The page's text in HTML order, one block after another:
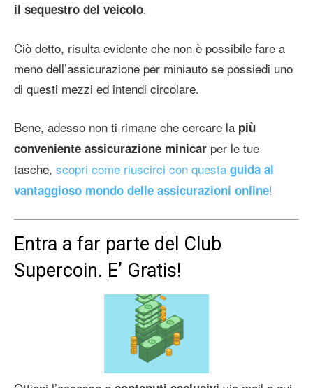
il sequestro del veicolo.
Ciò detto, risulta evidente che non è possibile fare a
meno dell’assicurazione per miniauto se possiedi uno
di questi mezzi ed intendi circolare.
Bene, adesso non ti rimane che cercare la più
conveniente assicurazione minicar per le tue
tasche, scopri come riuscirci con questa guida al
vantaggioso mondo delle assicurazioni online!
Entra a far parte del Club
Supercoin. E’ Gratis!